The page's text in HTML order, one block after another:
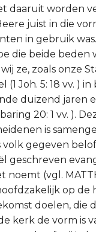
daaruit worden
juist in die
in gebruik
die beide beden
ze, zoals onze
(1 Joh. 5: 18 vv. )
duizend jaren
20: 1 vv. ).
is
volk gegeven
geschreven
(vgl.
op de
doelen, die
kerk de vorm is